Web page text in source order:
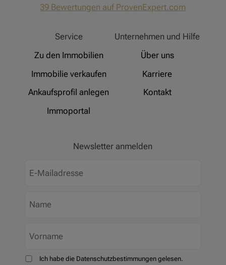
hat4,91
von5
39 Bewertungen auf ProvenExpert.com
Service
Zu den Immobilien
Immobilie verkaufen
Ankaufsprofil anlegen
Immoportal
Unternehmen und Hilfe
Über uns
Karriere
Kontakt
Newsletter anmelden
Ich habe die Datenschutzbestimmungen gelesen.